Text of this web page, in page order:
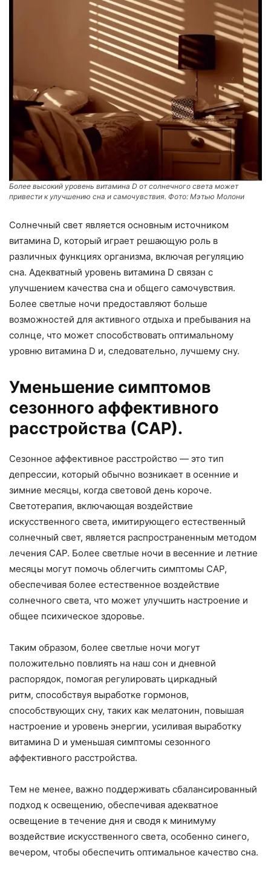
Более высокий уровень витамина D от солнечного света может
привести к улучшению сна и самочувствия. Фото: Мэтью Молони
Солнечный свет является основным источником
витамина D, который играет решающую роль в
различных функциях организма, включая регуляцию
сна. Адекватный уровень витамина D связан с
улучшением качества сна и общего самочувствия.
Более светлые ночи предоставляют больше
возможностей для активного отдыха и пребывания на
солнце, что может способствовать оптимальному
уровню витамина D и, следовательно, лучшему сну.
Уменьшение симптомов
сезонного аффективного
расстройства (САР).
Сезонное аффективное расстройство — это тип
депрессии, который обычно возникает в осенние и
зимние месяцы, когда световой день короче.
Светотерапия, включающая воздействие
искусственного света, имитирующего естественный
солнечный свет, является распространенным методом
лечения САР. Более светлые ночи в весенние и летние
месяцы могут помочь облегчить симптомы САР,
обеспечивая более естественное воздействие
солнечного света, что может улучшить настроение и
общее психическое здоровье.
Таким образом, более светлые ночи могут
положительно повлиять на наш сон и дневной
распорядок, помогая регулировать циркадный
ритм, способствуя выработке гормонов,
способствующих сну, таких как мелатонин, повышая
настроение и уровень энергии, усиливая выработку
витамина D и уменьшая симптомы сезонного
аффективного расстройства.
Тем не менее, важно поддерживать сбалансированный
подход к освещению, обеспечивая адекватное
освещение в течение дня и сводя к минимуму
воздействие искусственного света, особенно синего,
вечером, чтобы обеспечить оптимальное качество сна.